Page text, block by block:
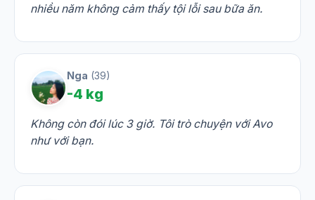
nhiều năm không cảm thấy tội lỗi sau bữa ăn.
Nga (39)
-4 kg
Không còn đói lúc 3 giờ. Tôi trò chuyện với Avo
như với bạn.